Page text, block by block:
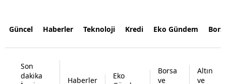
Güncel Haberler Teknoloji Kredi Eko Gündem
Son
dakika
Haberler
Eko
Borsa
ve
Altın
ve